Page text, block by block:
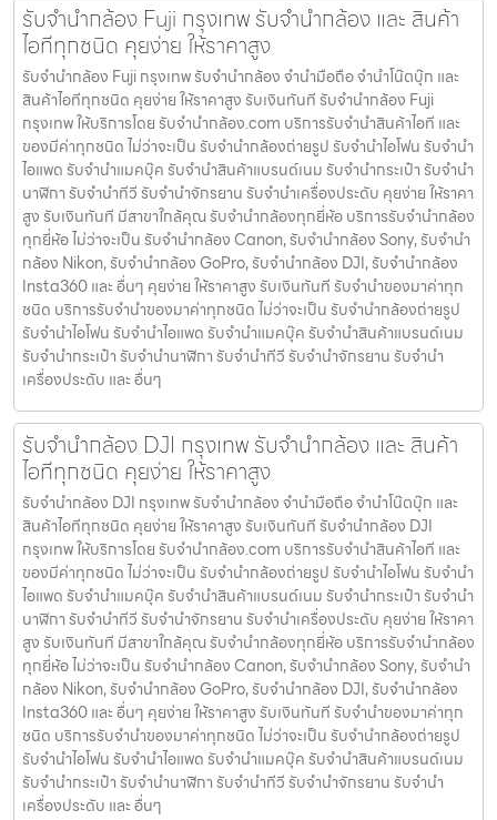
รับจำนำกล้อง Fuji กรุงเทพ รับจํานํากล้อง และ สินค้า
ไอทีทุกชนิด คุยง่าย ให้ราคาสูง
รับจำนำกล้อง Fuji กรุงเทพ รับจํานํากล้อง จำนำมือถือ จำนำโน๊ตบุ๊ก และ
สินค้าไอทีทุกชนิด คุยง่าย ให้ราคาสูง รับเงินทันที รับจำนำกล้อง Fuji
กรุงเทพ ให้บริการโดย รับจํานํากล้อง.com บริการรับจํานําสินค้าไอที และ
ของมีค่าทุกชนิด ไม่ว่าจะเป็น รับจํานํากล้องถ่ายรูป รับจํานําไอโฟน รับจํานํา
ไอแพด รับจํานําแมคบุ๊ค รับจํานําสินค้าแบรนด์เนม รับจํานํากระเป๋า รับจํานํา
นาฬิกา รับจํานําทีวี รับจํานําจักรยาน รับจํานําเครื่องประดับ คุยง่าย ให้ราคา
สูง รับเงินทันที มีสาขาใกล้คุณ รับจำนำกล้องทุกยี่ห้อ บริการรับจำนำกล้อง
ทุกยี่ห้อ ไม่ว่าจะเป็น รับจำนำกล้อง Canon, รับจำนำกล้อง Sony, รับจำนำ
กล้อง Nikon, รับจำนำกล้อง GoPro, รับจำนำกล้อง DJI, รับจำนำกล้อง
Insta360 และ อื่นๆ คุยง่าย ให้ราคาสูง รับเงินทันที รับจำนำของมาค่าทุก
ชนิด บริการรับจำนำของมาค่าทุกชนิด ไม่ว่าจะเป็น รับจํานํากล้องถ่ายรูป
รับจํานําไอโฟน รับจํานําไอแพด รับจํานําแมคบุ๊ค รับจํานําสินค้าแบรนด์เนม
รับจํานํากระเป๋า รับจํานํานาฬิกา รับจํานําทีวี รับจํานําจักรยาน รับจํานํา
เครื่องประดับ และ อื่นๆ
รับจำนำกล้อง DJI กรุงเทพ รับจํานํากล้อง และ สินค้า
ไอทีทุกชนิด คุยง่าย ให้ราคาสูง
รับจำนำกล้อง DJI กรุงเทพ รับจํานํากล้อง จำนำมือถือ จำนำโน๊ตบุ๊ก และ
สินค้าไอทีทุกชนิด คุยง่าย ให้ราคาสูง รับเงินทันที รับจำนำกล้อง DJI
กรุงเทพ ให้บริการโดย รับจํานํากล้อง.com บริการรับจํานําสินค้าไอที และ
ของมีค่าทุกชนิด ไม่ว่าจะเป็น รับจํานํากล้องถ่ายรูป รับจํานําไอโฟน รับจํานํา
ไอแพด รับจํานําแมคบุ๊ค รับจํานําสินค้าแบรนด์เนม รับจํานํากระเป๋า รับจํานํา
นาฬิกา รับจํานําทีวี รับจํานําจักรยาน รับจํานําเครื่องประดับ คุยง่าย ให้ราคา
สูง รับเงินทันที มีสาขาใกล้คุณ รับจำนำกล้องทุกยี่ห้อ บริการรับจำนำกล้อง
ทุกยี่ห้อ ไม่ว่าจะเป็น รับจำนำกล้อง Canon, รับจำนำกล้อง Sony, รับจำนำ
กล้อง Nikon, รับจำนำกล้อง GoPro, รับจำนำกล้อง DJI, รับจำนำกล้อง
Insta360 และ อื่นๆ คุยง่าย ให้ราคาสูง รับเงินทันที รับจำนำของมาค่าทุก
ชนิด บริการรับจำนำของมาค่าทุกชนิด ไม่ว่าจะเป็น รับจํานํากล้องถ่ายรูป
รับจํานําไอโฟน รับจํานําไอแพด รับจํานําแมคบุ๊ค รับจํานําสินค้าแบรนด์เนม
รับจํานํากระเป๋า รับจํานํานาฬิกา รับจํานําทีวี รับจํานําจักรยาน รับจํานํา
เครื่องประดับ และ อื่นๆ